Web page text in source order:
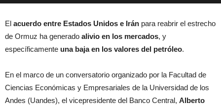
El acuerdo entre Estados Unidos e Irán para reabrir el estrecho
de Ormuz ha generado alivio en los mercados, y
específicamente una baja en los valores del petróleo.
En el marco de un conversatorio organizado por la Facultad de
Ciencias Económicas y Empresariales de la Universidad de los
Andes (Uandes), el vicepresidente del Banco Central, Alberto